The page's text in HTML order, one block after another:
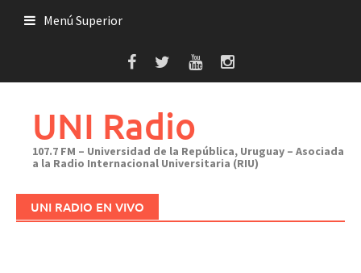
Menú Superior
UNI Radio
107.7 FM – Universidad de la República, Uruguay – Asociada
a la Radio Internacional Universitaria (RIU)
UNI RADIO EN VIVO